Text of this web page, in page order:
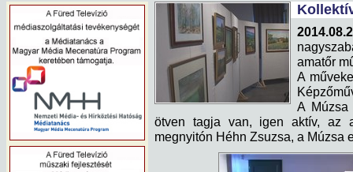
amatőr
A
A Múzsa
ötven tagja van, igen aktív, az
megnyitón Héhn Zsuzsa, a Múzsa